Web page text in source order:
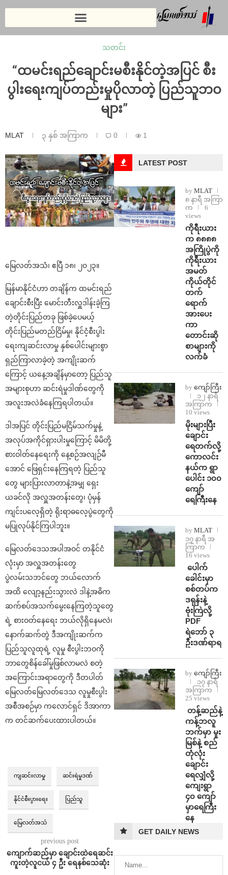
သတင်း
“ထမင်းရည်ချောင်းမစီးနိုင်တဲ့အပြင် စီး
ပွါးရေးကျပ်တည်းမှုပိုလာတဲ့ ပြည်သူဘဝ
များ”
MLAT ၃ နှစ် အကြာက 0 1
မြေလတ်အသံ၊ ဧပြီ ၁၈၊ ၂၀၂၃။
မြန်မာနိုင်ငံဟာ တချိန်က ထမင်းရည်
ချောင်းစီးပြီး မောင်းတီးလှူဒါန်းခဲ့ကြ
တဲ့တိုင်းပြည်တခု ဖြစ်ခဲ့ပေမယ့်
တိုင်းပြည်မတည်ငြိမ်မှု၊ နိုင်ငံ့စီးပွါး
ရေးကျဆင်းလာမှု နှစ်ပေါင်းများစွာ
ရှည်ကြာလာခဲ့တဲ့ အကျိုးဆက်
ကြောင့် ယနေ့အချိန်မှာတော့ ပြည်သူ
အများစုဟာ ဆင်းရဲမှုဒါဏ်တွေကို
အလူးအလဲခံနေကြရပါတယ်။
ဒါအပြင် တိုင်းပြည်မငြိမ်သက်မှုနဲ့
အလုပ်အကိုင်ရှားပါးမှုကြောင့် မိမိတို့
စားဝါတ်‌နေရေးကို နေ့စဉ်အလျဉ်မီ
အောင် ဖြေရှင်းနေကြရတဲ့ ပြည်သူ
တွေ များပြားလာတာနဲ့အမျှ ရှေး
ယခင်လို အလှူအတန်းတွေ၊ ပုံမှန်
ကျင်းပလေ့ရှိတဲ့ ရိုးရာဓလေ့ပွဲတွေကို
မပြုလုပ်နိုင်ကြပါဘူး။
မြေလတ်ဒေသအပါအဝင် တနိုင်ငံ
လုံးမှာ အလှူအတန်းတွေ
ပွဲလမ်းသဘင်တွေ ဘယ်လောက်
အထိ လျော့နည်းသွားလဲ ဒါနဲ့အဓိက
ဆက်စပ်အသက်မွေးနေကြတဲ့သူတွေ
ရဲ့ စားဝတ်နေရေး ဘယ်လိုရှိနေမလဲ၊
နောက်ဆက်တွဲ ဒီအကျိုးဆက်က
ပြည်သူလူထုရဲ့ လူမှု စီးပွါးဘဝကို
ဘာတွေစိန်ခေါ်မှုဖြစ်လာမလဲ စတဲ့
အကြောင်းအရာတွေကို ဒီတပါတ်
မြေလတ်မြေလတ်ဒေသ လူမှုစီးပွါး
အစီအစဉ်မှာ ကလောင်ရှင် ဒိအာကာ
က တင်ဆက်ပေးထားပါတယ်။
ကျဆင်းလာမှု ဆင်းရဲမှုဒဏ်
နိုင်ငံစီးပွားရေး ပြည်သူ
မြေလတ်အသံ
previous post
ကျောက်ဆည်မှာ ချောင်းထဲရေဆင်း
ကူးတဲ့လူငယ် ၄ ဦး ရေနစ်သေဆုံး
LATEST POST
by MLAT
၈ နာရီ အကြာ
က
6
views
ကိုရီးယား
က ၈၈၈၈
အကြိုပွဲကို
ကိုရီးယား
အမတ်
ကိုယ်တိုင်
တက်
ရောက်
အားပေး
ကာ
တောင်းဆို
စာများကို
လက်ခံ
by ကျော်ကြီး
၁၂ နာရီ
အကြာက
10 views
⁨မိုးများပြီး
ချောင်း
ရေတက်လို့
ကောလင်း
နယ်က ရွာ
ပေါင်း ၁၀၀
ကျော်
ရေကြီးနေ
by MLAT
၁၇ နာရီ အ
ကြာက
16 views
⁩ ⁨ပေါက်
ခေါင်းမှာ
စစ်တပ်က
ဒရုန်းနဲ့
ဗုံးကြဲလို့
PDF
ရဲဘော် ၃
ဦးဒဏ်ရာရ
by ကျော်ကြီး
၁၇ နာရီ
အကြာက
25 views
⁩ ⁨တန့်ဆည်နဲ့
ကန့်ဘလူ
ဘက်မှာ မူး
မြစ်နဲ့ စည်
တုံလုံး
ချောင်း
ရေလျှံလို့
ကျေးရွာ
၄၀ ကျော်
မှာရေကြီး
နေ
GET DAILY NEWS